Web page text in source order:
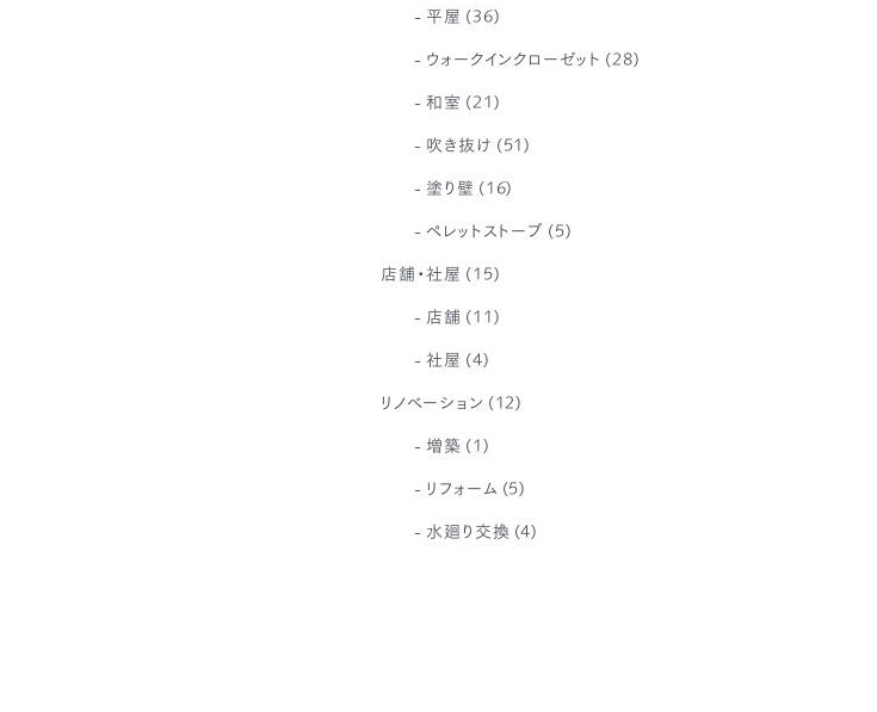
平屋 (36)
ウォークインクローゼット (28)
和室 (21)
吹き抜け (51)
塗り壁 (16)
ペレットストーブ (5)
店舗・社屋 (15)
店舗 (11)
社屋 (4)
リノベーション (12)
増築 (1)
リフォーム (5)
水廻り交換 (4)